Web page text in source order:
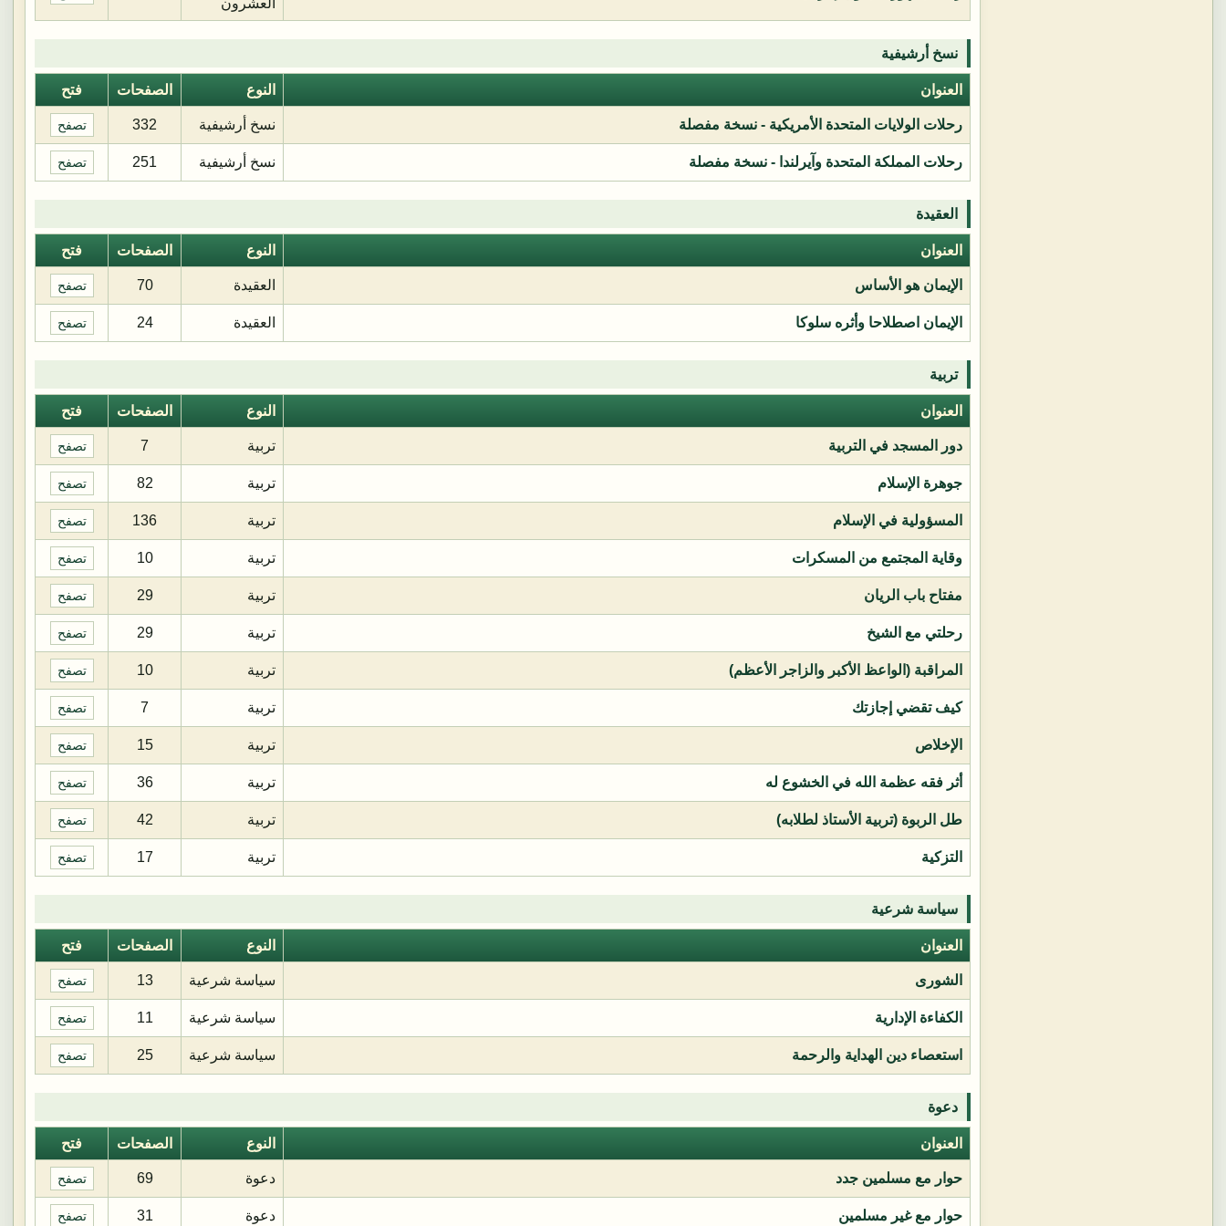
نسخ أرشيفية
العنوان النوع الصفحات فتح
رحلات الولايات المتحدة الأمريكية - نسخة مفصلة نسخ أرشيفية 332 تصفح
رحلات المملكة المتحدة وآيرلندا - نسخة مفصلة نسخ أرشيفية 251 تصفح
العقيدة
العنوان النوع الصفحات فتح
الإيمان هو الأساس العقيدة 70 تصفح
الإيمان اصطلاحا وأثره سلوكا العقيدة 24 تصفح
تربية
العنوان النوع الصفحات فتح
دور المسجد في التربية تربية 7 تصفح
جوهرة الإسلام تربية 82 تصفح
المسؤولية في الإسلام تربية 136 تصفح
وقاية المجتمع من المسكرات تربية 10 تصفح
مفتاح باب الريان تربية 29 تصفح
رحلتي مع الشيخ تربية 29 تصفح
المراقبة (الواعظ الأكبر والزاجر الأعظم) تربية 10 تصفح
كيف تقضي إجازتك تربية 7 تصفح
الإخلاص تربية 15 تصفح
أثر فقه عظمة الله في الخشوع له تربية 36 تصفح
طل الربوة (تربية الأستاذ لطلابه) تربية 42 تصفح
التزكية تربية 17 تصفح
سياسة شرعية
العنوان النوع الصفحات فتح
الشورى سياسة شرعية 13 تصفح
الكفاءة الإدارية سياسة شرعية 11 تصفح
استعصاء دين الهداية والرحمة سياسة شرعية 25 تصفح
دعوة
العنوان النوع الصفحات فتح
حوار مع مسلمين جدد دعوة 69 تصفح
حوار مع غير مسلمين دعوة 31 تصفح